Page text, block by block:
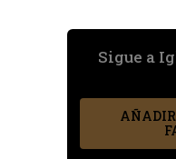
Sigue a